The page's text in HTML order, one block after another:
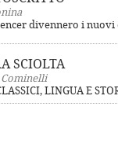
divennero i
SCIOLTA
LINGUA E